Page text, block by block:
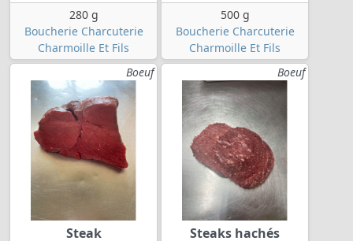
280 g
Boucherie Charcuterie
Charmoille Et Fils
500 g
Boucherie Charcuterie
Charmoille Et Fils
Boeuf
Steak
Boeuf
Steaks hachés